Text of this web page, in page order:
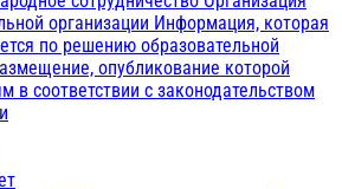
организации Информация, которая
по решению образовательной
опубликование которой
в соответствии с законодательством